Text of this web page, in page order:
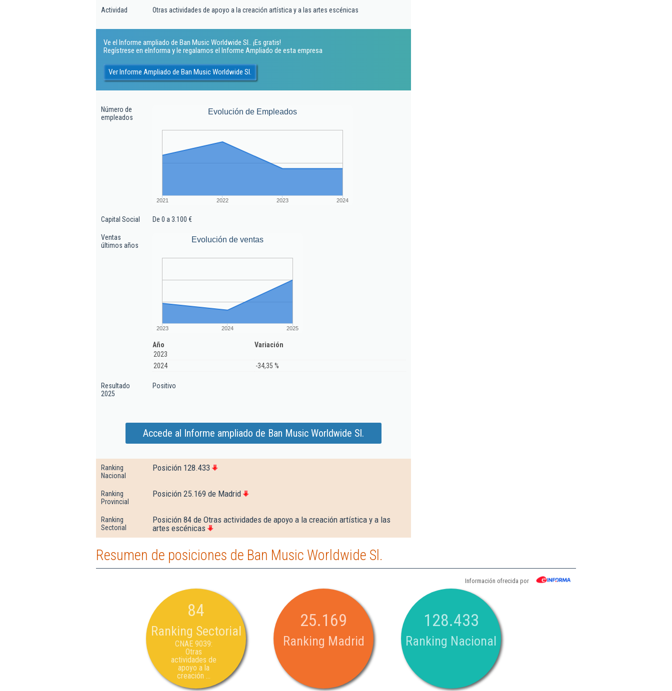
Actividad Otras actividades de apoyo a la creación artística y a las artes escénicas
Ve el Informe ampliado de Ban Music Worldwide Sl.. ¡Es gratis!
Regístrese en eInforma y le regalamos el Informe Ampliado de esta empresa
Ver Informe Ampliado de Ban Music Worldwide Sl.
Número de
empleados
Evolución de Empleados
2021 2022 2023 2024
Capital Social De 0 a 3.100 €
Ventas
últimos años
Evolución de ventas
2023 2024 2025
Año
Variación
2023
2024
-34,35 %
Resultado
2025
Positivo
Accede al Informe ampliado de Ban Music Worldwide Sl.
Ranking
Nacional
Posición 128.433
Ranking
Provincial
Posición 25.169 de Madrid
Ranking
Sectorial
Posición 84 de Otras actividades de apoyo a la creación artística y a las
artes escénicas
Resumen de posiciones de Ban Music Worldwide Sl.
Información ofrecida por
84
Ranking Sectorial
CNAE 9039:
Otras
actividades de
apoyo a la
creación ...
25.169
Ranking Madrid
128.433
Ranking Nacional